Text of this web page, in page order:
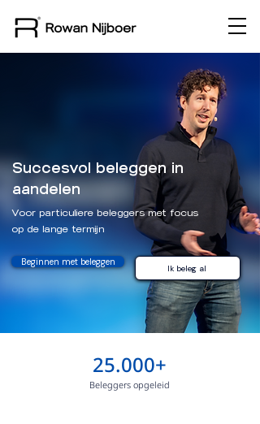
Succesvol beleggen in
aandelen
Voor particuliere beleggers met focus
op de lange termijn
Beginnen met beleggen
Ik beleg al
25.000+
Beleggers opgeleid